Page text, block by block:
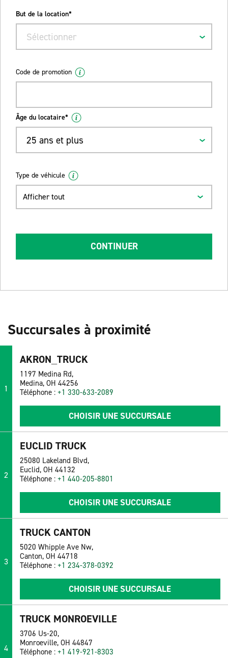
But de la location*
Sélectionner
Code de promotion
Âge du locataire*
25 ans et plus
Type de véhicule
Afficher tout
CONTINUER
Succursales à proximité
1
AKRON_TRUCK
1197 Medina Rd,
Medina, OH 44256
Téléphone : +1 330-633-2089
CHOISIR UNE SUCCURSALE
2
EUCLID TRUCK
25080 Lakeland Blvd,
Euclid, OH 44132
Téléphone : +1 440-205-8801
CHOISIR UNE SUCCURSALE
3
TRUCK CANTON
5020 Whipple Ave Nw,
Canton, OH 44718
Téléphone : +1 234-378-0392
CHOISIR UNE SUCCURSALE
4
TRUCK MONROEVILLE
3706 Us-20,
Monroeville, OH 44847
Téléphone : +1 419-921-8303